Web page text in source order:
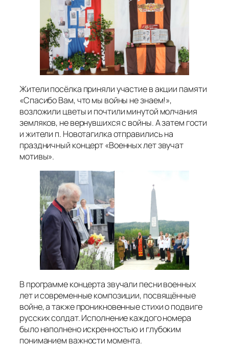
Жители посёлка приняли участие в акции памяти
«Спасибо Вам, что мы войны не знаем!»,
возложили цветы и почтили минутой молчания
земляков, не вернувшихся с войны. А затем гости
и жители п. Новотагилка отправились на
праздничный концерт «Военных лет звучат
мотивы».
В программе концерта звучали песни военных
лет и современные композиции, посвящённые
войне, а также проникновенные стихи о подвиге
русских солдат. Исполнение каждого номера
было наполнено искренностью и глубоким
пониманием важности момента.